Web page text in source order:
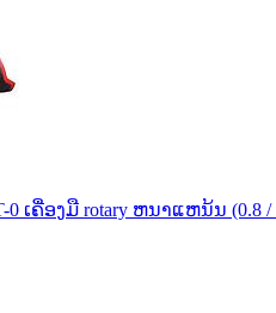
0 ເຄື່ອງມື rotary ຫນາແຫນ້ນ (0.8 /